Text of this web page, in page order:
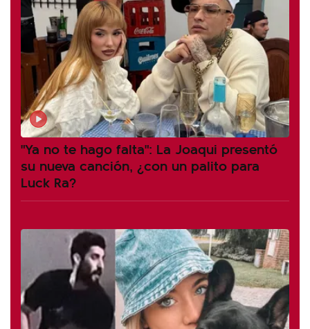
"Ya no te hago falta": La Joaqui presentó
su nueva canción, ¿con un palito para
Luck Ra?